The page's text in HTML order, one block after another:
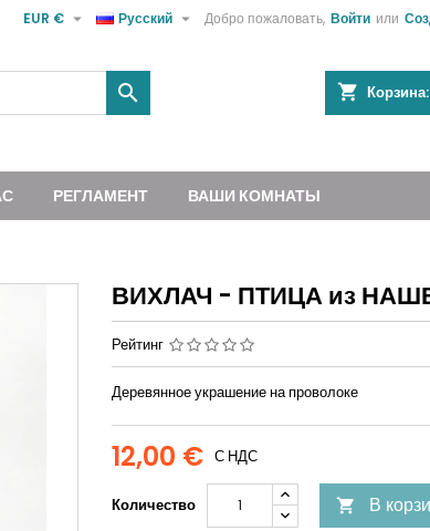
Добро пожаловать, Войти или
Русский 
EUR € 
shopping_cart Корзина:

РЕГЛАМЕНТ ВАШИ КОМНАТЫ
ВИХЛАЧ - ПТИЦА из
Рейтинг
Деревянное украшение на проволоке
12,00 € С НДС
Количество  В